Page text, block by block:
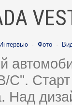
Интервью · Фото ·
C".
Над